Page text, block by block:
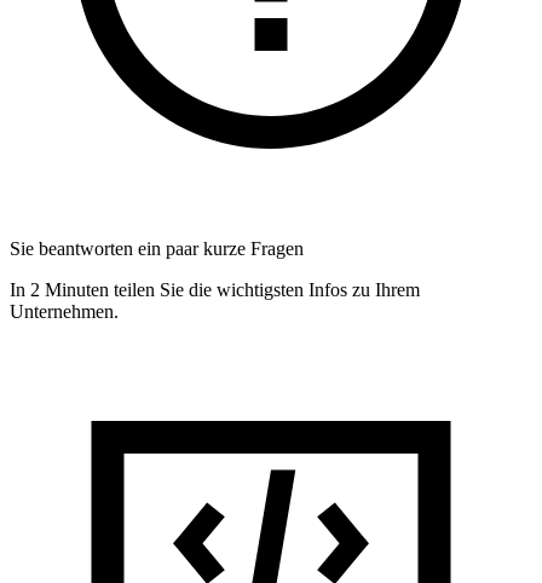
Sie beantworten ein paar kurze Fragen
In 2 Minuten teilen Sie die wichtigsten Infos zu Ihrem
Unternehmen.